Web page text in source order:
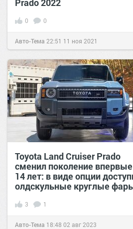
Prado 2022
0 0
Авто-Тема 22:51 11 ноя 2021
Toyota Land Cruiser Prado
сменил поколение
14 лет: в виде опции
олдскульные круглые
3 1
Авто-Тема 18:48 02 авг 2023